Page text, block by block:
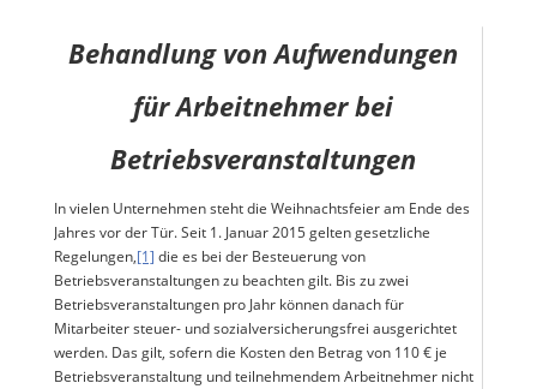
Behandlung von Aufwendungen
für Arbeitnehmer bei
Betriebsveranstaltungen
In vielen Unternehmen steht die Weihnachtsfeier am Ende des
Jahres vor der Tür. Seit 1. Januar 2015 gelten gesetzliche
Regelungen,[1] die es bei der Besteuerung von
Betriebsveranstaltungen zu beachten gilt. Bis zu zwei
Betriebsveranstaltungen pro Jahr können danach für
Mitarbeiter steuer- und sozialversicherungsfrei ausgerichtet
werden. Das gilt, sofern die Kosten den Betrag von 110 € je
Betriebsveranstaltung und teilnehmendem Arbeitnehmer nicht